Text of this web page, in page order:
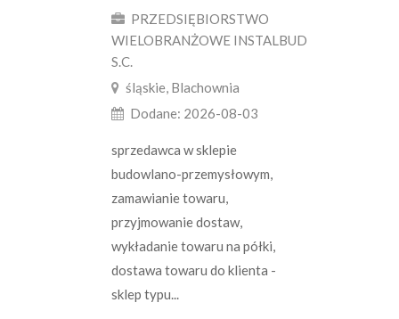
PRZEDSIĘBIORSTWO
WIELOBRANŻOWE INSTALBUD
S.C.
śląskie, Blachownia
Dodane: 2026-08-03
sprzedawca w sklepie
budowlano-przemysłowym,
zamawianie towaru,
przyjmowanie dostaw,
wykładanie towaru na półki,
dostawa towaru do klienta -
sklep typu...